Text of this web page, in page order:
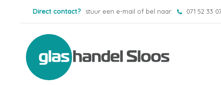
Direct contact? stuur een e-mail of bel naar: 071 52 33